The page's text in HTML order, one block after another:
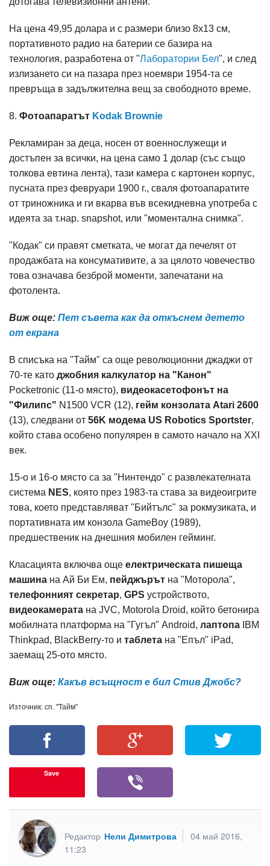
На цена 49,95 долара и с размери близо 8х13 см,
портативното радио на батерии се базира на
технология, разработена от "Лаборатории Бел", и след
излизането си на пазара през ноември 1954-та се
превръща в задължителна вещ за свободното време.
8. Фотоапаратът Kodak Brownie
Рекламиран за деца, носен от военнослужещи и
достъпен за всички, на цена само 1 долар (със също
толкова евтина лента), тази камера с картонен корпус,
пусната през февруари 1900 г., сваля фотоапаратите
от триножника и ги вкарва във всекидневна употреба с
идеята за т.нар. snapshot, или "моментална снимка".
"Кодак" си правят сметката, че могат да печелят от
продажбата на консумативите, а за цялото човечество
това означава безброй моменти, запечатани на
фотолента.
Виж още: Пет съвета как да откъснем детето
от екрана
В списъка на "Тайм" са още революционни джаджи от
70-те като джобния калкулатор на "Канон"
Pocketronic (11-о място), видеокасетофонът на
"Филипс" N1500 VCR (12), гейм конзолата Atari 2600
(13), следвани от 56K модема US Robotics Sportster,
който става особено популярен в самото начало на XXI
век.
15-о и 16-о място са за "Нинтендо" с развлекателната
система NES, която през 1983-та става за видеоигрите
това, което представляват "Бийтълс" за рокмузиката, и
портативната им конзола GameBoy (1989),
предшественик на днешния мобилен гейминг.
Класацията включва още електрическата пишеща
машина на Ай Би Ем, пейджърът на "Моторола",
телефонният секретар, GPS устройството,
видеокамерата на JVC, Motorola Droid, който бетонира
мобилната платформа на "Гугъл" Android, лаптопа IBM
Thinkpad, BlackBerry-то и таблета на "Епъл" iPad,
заемащ 25-ото място.
Виж още: Какъв всъщност е бил Стив Джобс?
Източник: сп. "Тайм"
Save
Редактор Нели Димитрова
04 май 2016,
11:23